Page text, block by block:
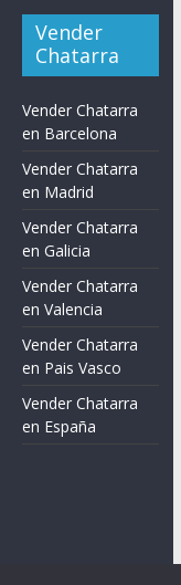
Vender
Chatarra
Vender Chatarra
en Barcelona
Vender Chatarra
en Madrid
Vender Chatarra
en Galicia
Vender Chatarra
en Valencia
Vender Chatarra
en Pais Vasco
Vender Chatarra
en España